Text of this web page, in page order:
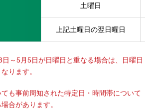
土曜日
上記土曜日の翌日曜日
～5月5日が日曜日と重なる場合は、日曜日
ります。
ても事前周知された特定日・時間帯について
合があります。